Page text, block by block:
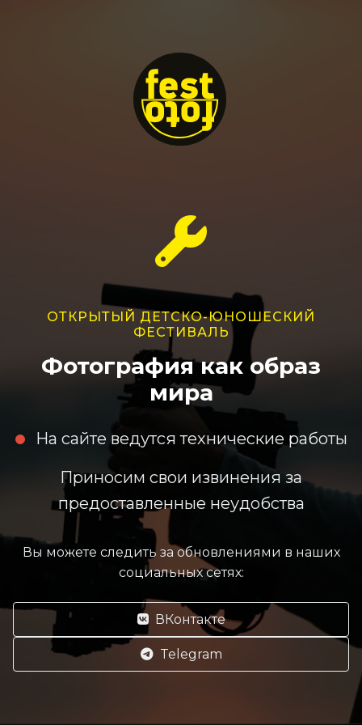
ОТКРЫТЫЙ ДЕТСКО-ЮНОШЕСКИЙ
ФЕСТИВАЛЬ
Фотография как образ
мира
На сайте ведутся технические работы
Приносим свои извинения за
предоставленные неудобства
Вы можете следить за обновлениями в наших
социальных сетях:
ВКонтакте
Telegram